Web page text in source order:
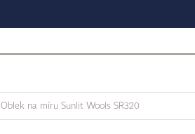
Oblek na míru Sunlit Wools SR320